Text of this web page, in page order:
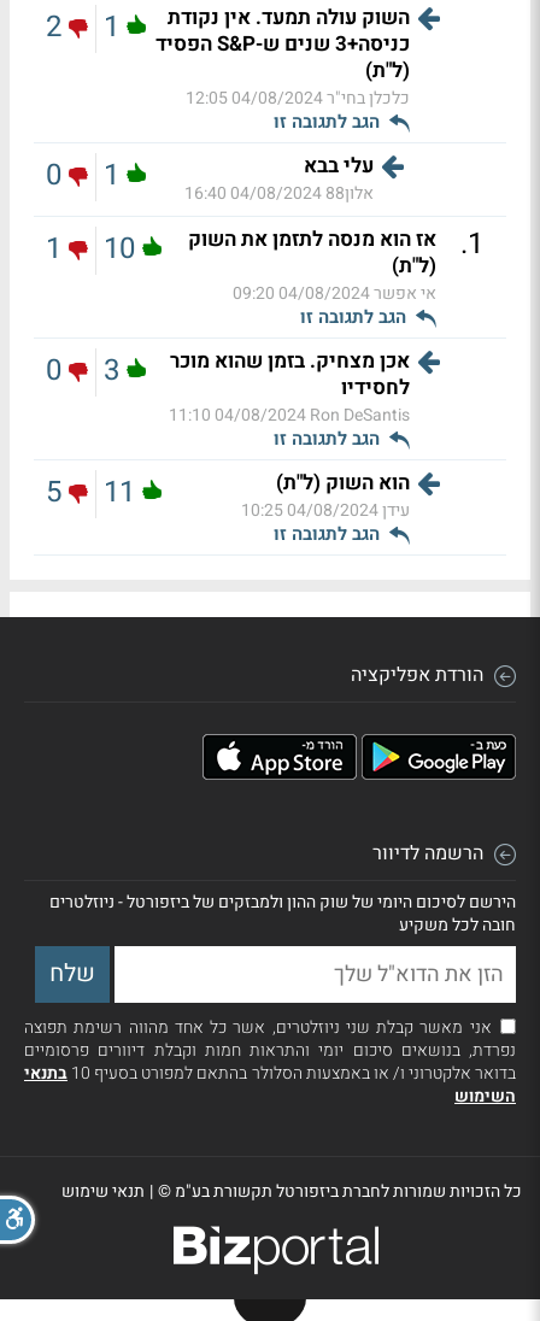
השוק עולה תמעד. אין נקודת
כניסה+3 שנים ש-S&P הפסיד
(ל"ת)
כלכלן בחי"ר04/08/2024 12:05
הגב לתגובה זו
1
2
עלי בבא
אלון88 04/08/2024 16:40
1
0
1
.
אז הוא מנסה לתזמן את השוק
(ל"ת)
אי אפשר04/08/2024 09:20
הגב לתגובה זו
10
1
אכן מצחיק. בזמן שהוא מוכר
לחסידיו
Ron DeSantis
04/08/2024 11:10
הגב לתגובה זו
3
0
הוא השוק (ל"ת)
עידן04/08/2024 10:25
הגב לתגובה זו
11
5
הורדת אפליקציה
הרשמה לדיוור
הירשם לסיכום היומי של שוק ההון ולמבזקים של ביזפורטל - ניוזלטרים
חובה לכל משקיע
אני מאשר קבלת שני ניוזלטרים, אשר כל אחד מהווה רשימת תפוצה
נפרדת, בנושאים סיכום יומי והתראות חמות וקבלת דיוורים פרסומיים
בדואר אלקטרוני ו/ או באמצעות הסלולר בהתאם למפורט בסעיף 10
בתנאי
השימוש
כל הזכויות שמורות לחברת ביזפורטל תקשורת בע"מ ©| תנאי שימוש